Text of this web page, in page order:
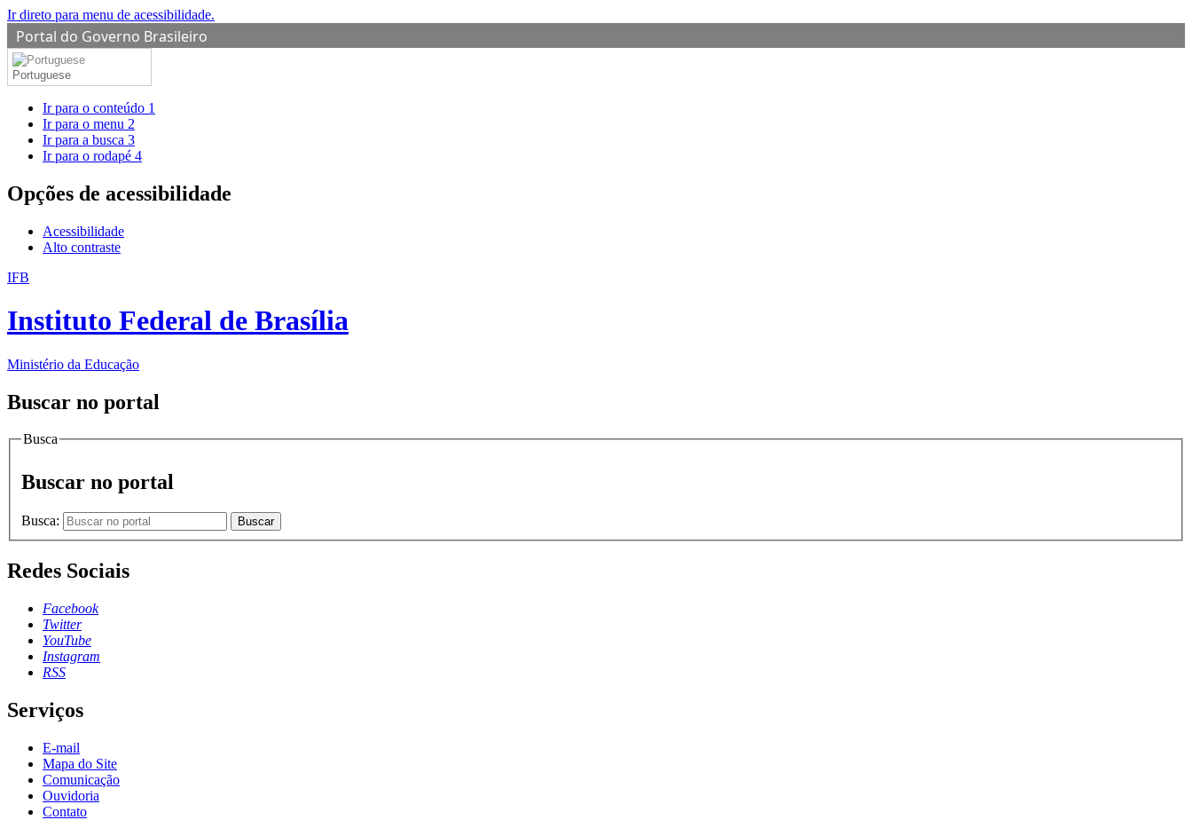
Ir direto para menu de acessibilidade.
Portal do Governo Brasileiro
Portuguese
Ir para o conteúdo 1
Ir para o menu 2
Ir para a busca 3
Ir para o rodapé 4
Opções de acessibilidade
Acessibilidade
Alto contraste
IFB
Instituto Federal de Brasília
Ministério da Educação
Buscar no portal
Busca
Buscar no portal
Busca: Buscar
Redes Sociais
Facebook
Twitter
YouTube
Instagram
RSS
Serviços
E-mail
Mapa do Site
Comunicação
Ouvidoria
Contato